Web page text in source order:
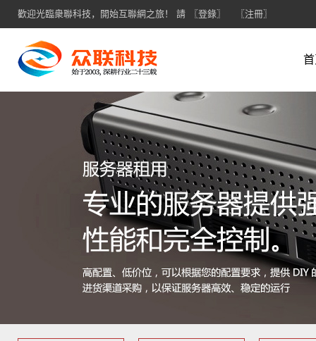
歡迎光臨衆聯科技，開始互聯網之旅！ 請 〖登錄〗 〖注冊〗